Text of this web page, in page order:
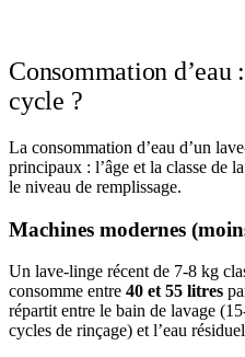
Consommation
cycle ?
La consommation d’eau d’un
principaux : l’âge et la classe de
le niveau de remplissage.
Machines modernes
Un lave-linge récent de 7-8 kg
consomme entre 40 et 55 litres
répartit entre le bain de lavage
cycles de rinçage) et l’eau